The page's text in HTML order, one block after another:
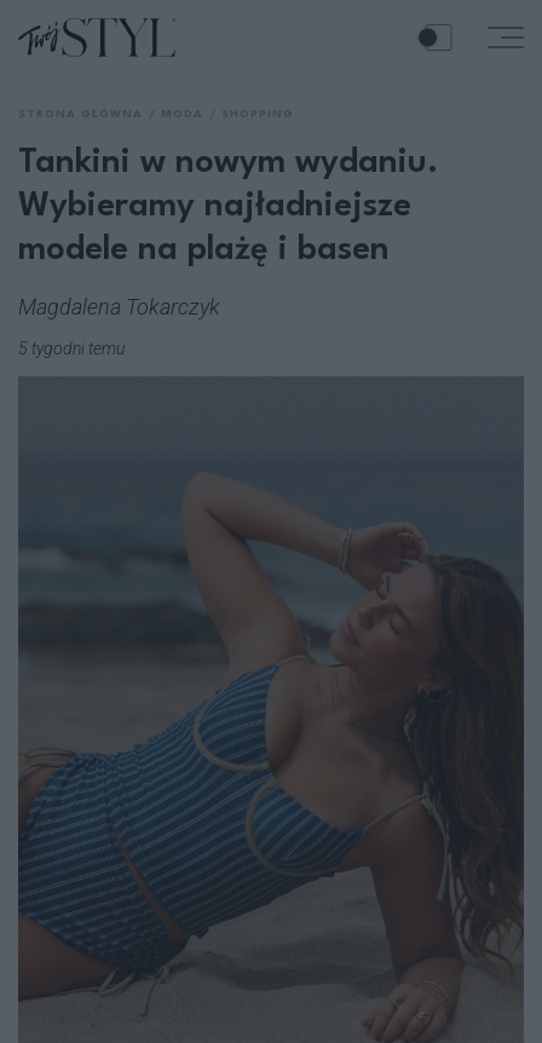
Tankini w nowym wydaniu.
Wybieramy najładniejsze
modele na plażę i basen
Magdalena Tokarczyk
5 tygodni temu